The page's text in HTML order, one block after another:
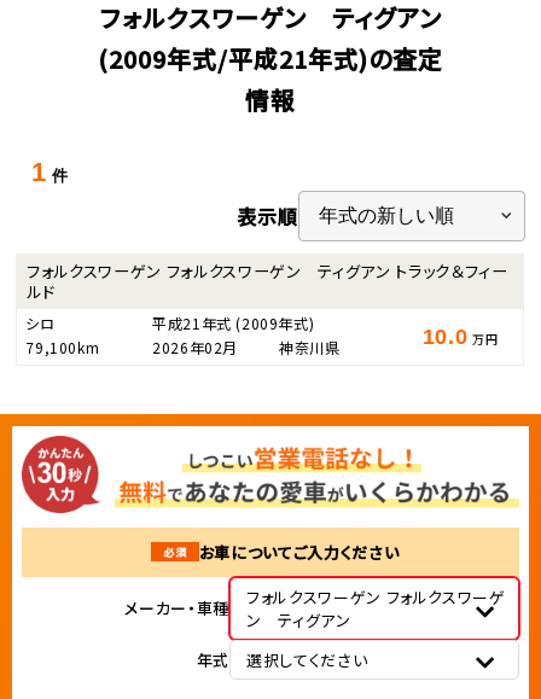
フォルクスワーゲン ティグアン
(2009年式/平成21年式)の査定
情報
1 件
表示順
フォルクスワーゲン フォルクスワーゲン ティグアン トラック＆フィー
ルド
シロ 平成21年式(2009年式)
79,100km
2026年02月 神奈川県 10.0 万円
必須 お車についてご入力ください
メーカー・車種
フォルクスワーゲン フォルクスワーゲ
ン ティグアン
年式
選択してください